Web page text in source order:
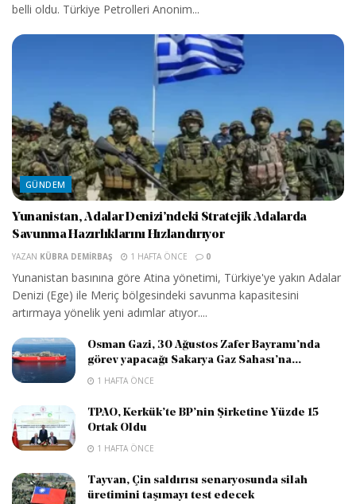
belli oldu. Türkiye Petrolleri Anonim...
GÜNDEM
Yunanistan, Adalar Denizi’ndeki Stratejik Adalarda
Savunma Hazırlıklarını Hızlandırıyor
YAZAN KÜBRA DEMIRBAŞ 1 HAFTA ÖNCE 0
Yunanistan basınına göre Atina yönetimi, Türkiye'ye yakın Adalar
Denizi (Ege) ile Meriç bölgesindeki savunma kapasitesini
artırmaya yönelik yeni adımlar atıyor....
Osman Gazi, 30 Ağustos Zafer Bayramı’nda
görev yapacağı Sakarya Gaz Sahası’na...
1 HAFTA ÖNCE
TPAO, Kerkük’te BP’nin Şirketine Yüzde 15
Ortak Oldu
1 HAFTA ÖNCE
Tayvan, Çin saldırısı senaryosunda silah
üretimini taşımayı test edecek